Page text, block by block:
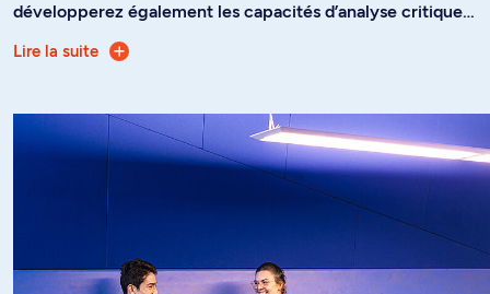
développerez également les capacités d’analyse critique à
l’égard des problèmes individuels et collectifs et de leurs
solutions, en tenant compte de l’ensemble des
Le baccalauréat spécialisé en travail social donne accès à
l'Ordre est d'ailleurs obligatoire pour porter le titre de
travailleuse ou travailleur social.
Lire la suite